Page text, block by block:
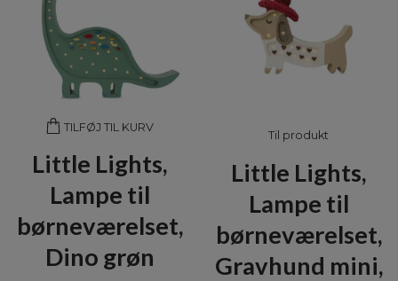
TILFØJ TIL KURV
Little Lights,
Lampe til
børneværelset,
Dino grøn
Til produkt
Little Lights,
Lampe til
børneværelset,
Gravhund mini,